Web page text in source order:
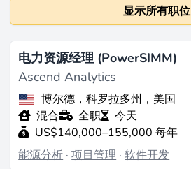
显示所有职位
电力资源经理 (PowerSIMM)
Ascend Analytics
博尔德，科罗拉多州，美国
混合
全职
今天
US$140,000–155,000 每年
能源分析 ·项目管理 ·软件开发